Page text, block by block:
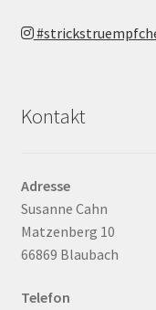
Kontakt
Adresse
Susanne Cahn
Matzenberg 10
66869 Blaubach
Telefon